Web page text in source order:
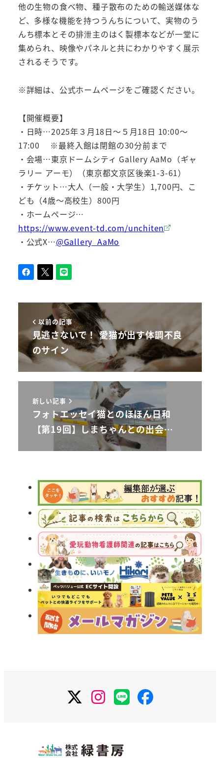
他の生物の食べ物、種子散布のための輸送媒体な
ど、多様な機能を持つうんちについて、実物のう
んち標本とその排泄主のはく製標本などが一堂に
集められ、映像やパネルと共にわかりやすく展示
されるそうです。
※詳細は、公式ホームページをご確認ください。
【開催概要】
・日時…2025年３月18日～５月18日 10:00～
17:00 ※最終入館は閉館の30分前まで
・会場…東京ドームシティ Gallery AaMo（ギャ
ラリー アーモ）（東京都文京区後楽1-3-61）
・チケット…大人（一般・大学生）1,700円、こ
ども（4歳～高校生）800円
・ホームページ…
https://www.event-td.com/unchiten
・公式X…@Gallery_AaMo
以前の記事
見逃さないで！ 愛猫が出す体調不良
のサイン
新しい記事
フォトエッセイ猫とのほほん日和
【第19回】しまちゃんとの出会…
Instagram
LINE Facebook